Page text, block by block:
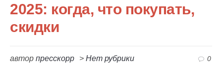
2025: когда, что покупать,
скидки
автор пресскорр > Нет рубрики 0